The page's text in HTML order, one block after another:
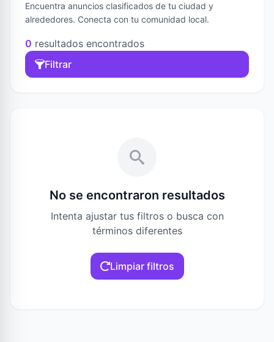
Encuentra anuncios clasificados de tu ciudad y
alrededores. Conecta con tu comunidad local.
0 resultados encontrados
Filtrar
No se encontraron resultados
Intenta ajustar tus filtros o busca con
términos diferentes
Limpiar filtros